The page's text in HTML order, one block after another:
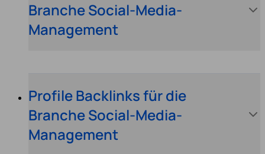
Branche Social-Media-
Management
Profile Backlinks für die
Branche Social-Media-
Management